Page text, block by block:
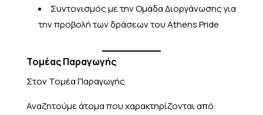
Συντονισμός με την Ομάδα Διοργάνωσης για
την προβολή των δράσεων του Athens Pride
Τομέας Παραγωγής
Στον Τομέα Παραγωγής
Αναζητούμε άτομα που χαρακτηρίζονται από